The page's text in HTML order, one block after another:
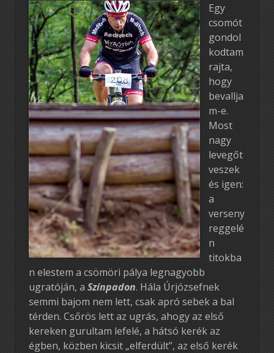
Egy
csomót
gondol
kodtam
rajta,
hogy
bevallja
m-e.
Most
nagy
levegőt
veszek
és igen:
a
verseny
reggelé
n
titokba
n elestem a csömöri pálya legnagyobb
ugratóján, a Színpadon. Hála Úrjózsefnek
semmi bajom nem lett, csak apró sebek a bal
térden. Csőrös lett az ugrás, ahogy az első
kereken gurultam lefelé, a hátsó kerék az
égben, közben kicsit „elferdült”, az első kerék